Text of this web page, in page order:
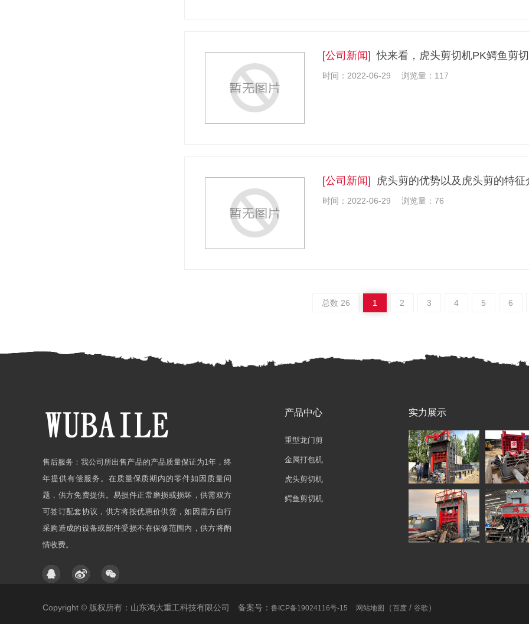
[公司新闻] 快来看，虎头剪切机PK鳄鱼剪
时间：2022-06-29 浏览量：117
[公司新闻] 虎头剪的优势以及虎头剪的特征
时间：2022-06-29 浏览量：76
总数 26 1 2 3 4 5 6
售后服务：我公司所出售产品的产品质量保证为1年，终
年提供有偿服务。在质量保质期内的零件如因质量问
题，供方免费提供。易损件正常磨损或损坏，供需双方
可签订配套协议，供方将按优惠价供货，如因需方自行
采购造成的设备或部件受损不在保修范围内，供方将酌
情收费。
产品中心
重型龙门剪
金属打包机
虎头剪切机
鳄鱼剪切机
实力展示
Copyright © 版权所有：山东鸿大重工科技有限公司 备案号： 鲁ICP备19024116号-15 网站地图 （百度 / 谷歌 ）